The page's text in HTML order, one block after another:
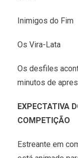
Inimigos do Fim
Os Vira-Lata
Os desfiles
minutos de
EXPECTATIVA
COMPETIÇÃO
Estreante em